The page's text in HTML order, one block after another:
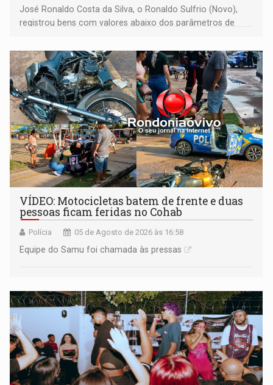
José Ronaldo Costa da Silva, o Ronaldo Sulfrio (Novo),
registrou bens com valores abaixo dos parâmetros de
milhões
VÍDEO: Motocicletas batem de frente e duas
pessoas ficam feridas no Cohab
Polícia 05 de Agosto de 2026 às 16:58
Equipe do Samu foi chamada às pressas